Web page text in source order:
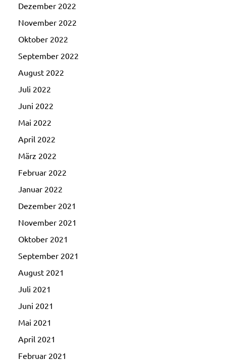
Dezember 2022
November 2022
Oktober 2022
September 2022
August 2022
Juli 2022
Juni 2022
Mai 2022
April 2022
März 2022
Februar 2022
Januar 2022
Dezember 2021
November 2021
Oktober 2021
September 2021
August 2021
Juli 2021
Juni 2021
Mai 2021
April 2021
Februar 2021